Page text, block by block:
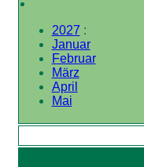
2027 :
Januar
Februar
März
April
Mai